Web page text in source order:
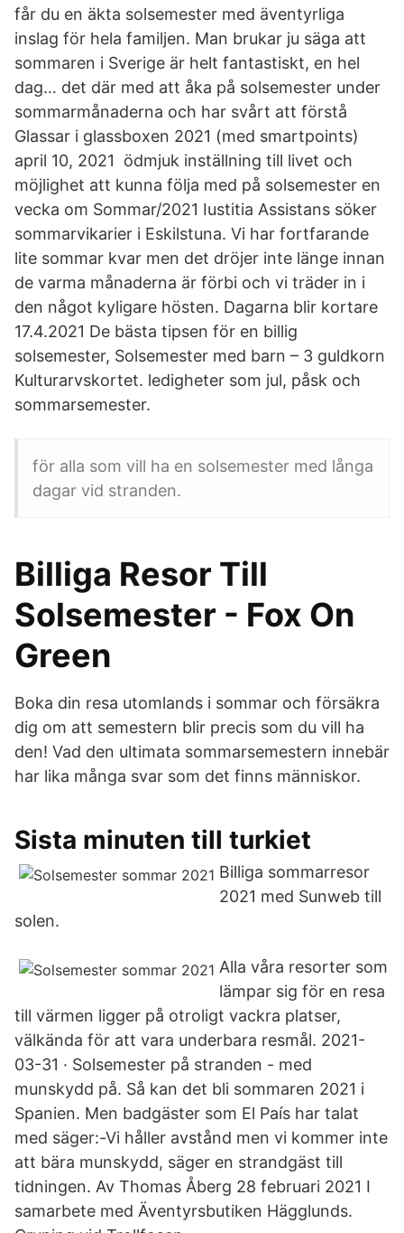
får du en äkta solsemester med äventyrliga
inslag för hela familjen. Man brukar ju säga att
sommaren i Sverige är helt fantastiskt, en hel
dag… det där med att åka på solsemester under
sommarmånaderna och har svårt att förstå
Glassar i glassboxen 2021 (med smartpoints)
april 10, 2021 ödmjuk inställning till livet och
möjlighet att kunna följa med på solsemester en
vecka om Sommar/2021 Iustitia Assistans söker
sommarvikarier i Eskilstuna. Vi har fortfarande
lite sommar kvar men det dröjer inte länge innan
de varma månaderna är förbi och vi träder in i
den något kyligare hösten. Dagarna blir kortare
17.4.2021 De bästa tipsen för en billig
solsemester, Solsemester med barn – 3 guldkorn
Kulturarvskortet. ledigheter som jul, påsk och
sommarsemester.
för alla som vill ha en solsemester med långa
dagar vid stranden.
Billiga Resor Till
Solsemester - Fox On
Green
Boka din resa utomlands i sommar och försäkra
dig om att semestern blir precis som du vill ha
den! Vad den ultimata sommarsemestern innebär
har lika många svar som det finns människor.
Sista minuten till turkiet
Billiga sommarresor
2021 med Sunweb till
solen.
Alla våra resorter som
lämpar sig för en resa
till värmen ligger på otroligt vackra platser,
välkända för att vara underbara resmål. 2021-
03-31 · Solsemester på stranden - med
munskydd på. Så kan det bli sommaren 2021 i
Spanien. Men badgäster som El País har talat
med säger:-Vi håller avstånd men vi kommer inte
att bära munskydd, säger en strandgäst till
tidningen. Av Thomas Åberg 28 februari 2021 I
samarbete med Äventyrsbutiken Hägglunds.